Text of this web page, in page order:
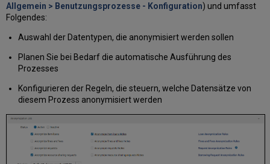
Allgemein > Benutzungsprozesse - Konfiguration) und umfasst
Folgendes:
Auswahl der Datentypen, die anonymisiert werden sollen
Planen Sie bei Bedarf die automatische Ausführung des
Prozesses
Konfigurieren der Regeln, die steuern, welche Datensätze von
diesem Prozess anonymisiert werden